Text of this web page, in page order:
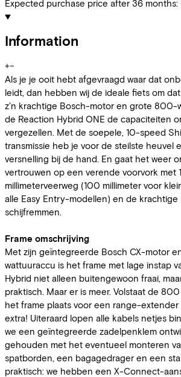
Expected purchase price after 36 months:
Information
+−
Als je je ooit hebt afgevraagd waar dat
leidt, dan hebben wij de ideale fiets om
z'n krachtige Bosch-motor en grote 800-
de Reaction Hybrid ONE de capaciteiten
vergezellen. Met de soepele, 10-speed
transmissie heb je voor de steilste heuvel
versnelling bij de hand. En gaat het weer
vertrouwen op een verende voorvork met
millimeterveerweg (100 millimeter voor
alle Easy Entry-modellen) en de krachtige
schijfremmen.
Frame omschrijving
Met zijn geïntegreerde Bosch CX-motor
wattuuraccu is het frame met lage instap
Hybrid niet alleen buitengewoon fraai,
praktisch. Maar er is meer. Volstaat de
het frame plaats voor een range-
extra! Uiteraard lopen alle kabels netjes
we een geïntegreerde zadelpenklem
gehouden met het eventueel monteren
spatborden, een bagagedrager en een
praktisch: we hebben een X-Connect-